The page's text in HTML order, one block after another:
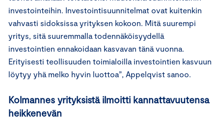
investointeihin. Investointisuunnitelmat ovat kuitenkin
vahvasti sidoksissa yrityksen kokoon. Mitä suurempi
yritys, sitä suuremmalla todennäköisyydellä
investointien ennakoidaan kasvavan tänä vuonna.
Erityisesti teollisuuden toimialoilla investointien kasvuun
löytyy yhä melko hyvin luottoa”, Appelqvist sanoo.
Kolmannes yrityksistä ilmoitti kannattavuutensa
heikkenevän